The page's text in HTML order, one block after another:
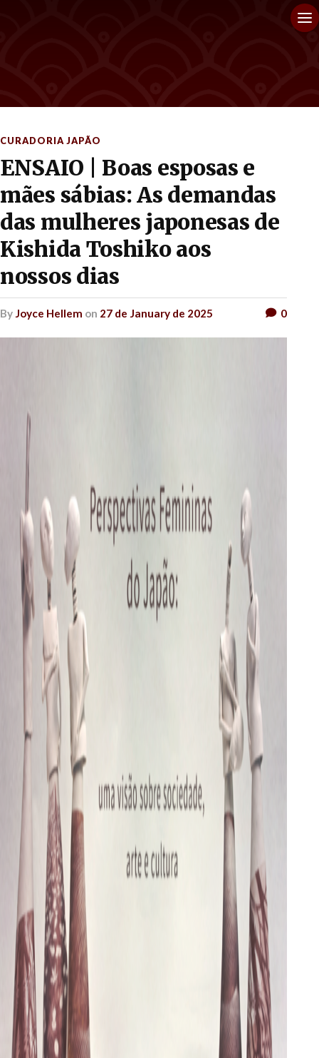
CURADORIA JAPÃO
ENSAIO | Boas esposas e
mães sábias: As demandas
das mulheres japonesas de
Kishida Toshiko aos
nossos dias
by Joyce Hellem on 27 de January de 2025 0